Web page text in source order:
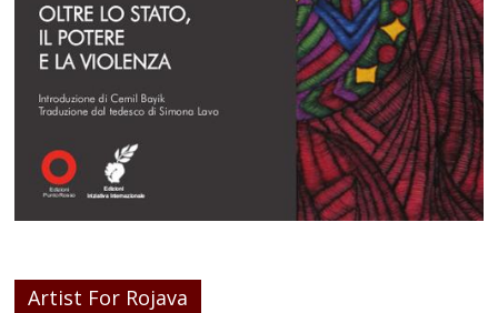
Artist For Rojava